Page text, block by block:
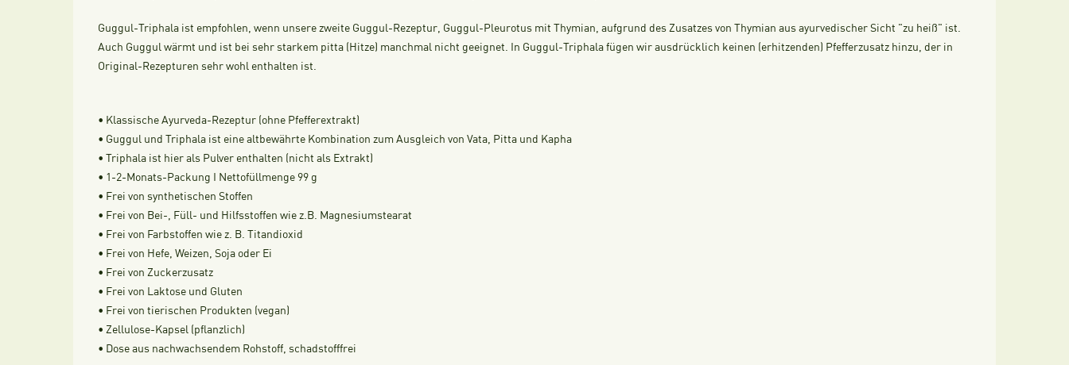
Guggul-Triphala ist empfohlen, wenn unsere zweite Guggul-Rezeptur, Guggul-Pleurotus mit Thymian, aufgrund des Zusatzes von Thymian aus ayurvedischer Sicht "zu heiß" ist.
Auch Guggul wärmt und ist bei sehr starkem pitta (Hitze) manchmal nicht geeignet. In Guggul-Triphala fügen wir ausdrücklich keinen (erhitzenden) Pfefferzusatz hinzu, der in
Original-Rezepturen sehr wohl enthalten ist.
• Klassische Ayurveda-Rezeptur (ohne Pfefferextrakt)
• Guggul und Triphala ist eine altbewährte Kombination zum Ausgleich von Vata, Pitta und Kapha
• Triphala ist hier als Pulver enthalten (nicht als Extrakt)
• 1-2-Monats-Packung I Nettofüllmenge 99 g
• Frei von synthetischen Stoffen
• Frei von Bei-, Füll- und Hilfsstoffen wie z.B. Magnesiumstearat
• Frei von Farbstoffen wie z. B. Titandioxid
• Frei von Hefe, Weizen, Soja oder Ei
• Frei von Zuckerzusatz
• Frei von Laktose und Gluten
• Frei von tierischen Produkten (vegan)
• Zellulose-Kapsel (pflanzlich)
• Dose aus nachwachsendem Rohstoff, schadstofffrei